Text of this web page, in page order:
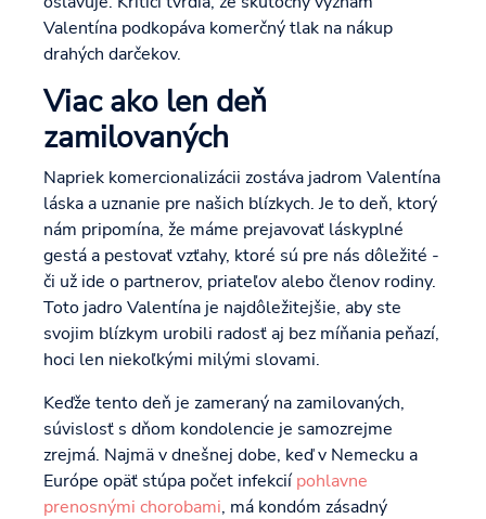
Valentína podkopáva komerčný tlak na nákup
drahých darčekov.
Viac ako len deň
zamilovaných
Napriek komercionalizácii zostáva jadrom Valentína
láska a uznanie pre našich blízkych. Je to deň, ktorý
nám pripomína, že máme prejavovať láskyplné
gestá a pestovať vzťahy, ktoré sú pre nás dôležité -
či už ide o partnerov, priateľov alebo členov rodiny.
Toto jadro Valentína je najdôležitejšie, aby ste
svojim blízkym urobili radosť aj bez míňania peňazí,
hoci len niekoľkými milými slovami.
Keďže tento deň je zameraný na zamilovaných,
súvislosť s dňom kondolencie je samozrejme
zrejmá. Najmä v dnešnej dobe, keď v Nemecku a
Európe opäť stúpa počet infekciípohlavne
prenosnými chorobami, má kondóm zásadný